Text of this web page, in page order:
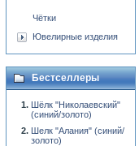
Чётки
Ювелирные изделия
Бестселлеры
Шёлк "Николаевский"
(синий/золото)
Шелк "Алания" (синий/
золото)